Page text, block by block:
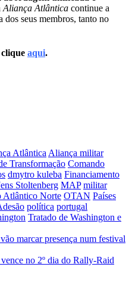
Aliança Atlântica continue a
dos seus membros, tanto no
aqui.
Atlântica Aliança militar
Transformação Comando
dmytro kuleba Financiamento
Stoltenberg MAP militar
Atlântico Norte OTAN Países
política portugal
Tratado de Washington e
marcar presença num festival
no 2º dia do Rally-Raid